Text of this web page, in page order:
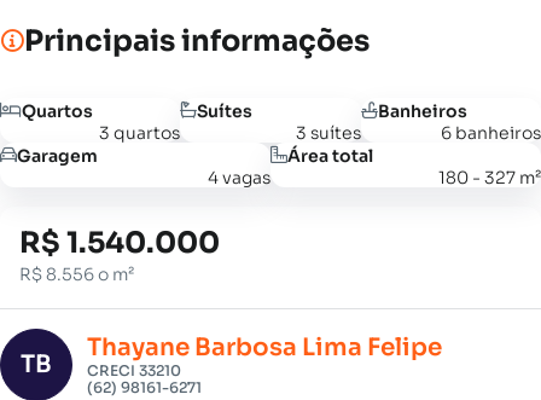
Principais informações
Quartos
3 quartos
Suítes
3 suítes
Banheiros
6 banheiros
Garagem
4 vagas
Área total
180 - 327 m²
R$ 1.540.000
R$ 8.556 o m²
TB
Thayane Barbosa Lima Felipe
CRECI 33210
(62) 98161-6271